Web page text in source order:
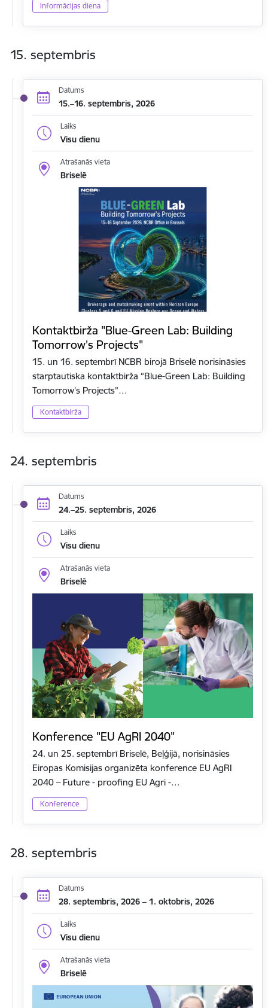
Informācijas diena
15. septembris
Datums
15.–16. septembris, 2026
Laiks
Visu dienu
Atrašanās vieta
Briselē
Kontaktbirža "Blue-Green Lab: Building
Tomorrow’s Projects"
15. un 16. septembrī NCBR birojā Briselē norisināsies
starptautiska kontaktbirža “Blue-Green Lab: Building
Tomorrow’s Projects”…
Kontaktbirža
24. septembris
Datums
24.–25. septembris, 2026
Laiks
Visu dienu
Atrašanās vieta
Briselē
Konference "EU AgRI 2040"
24. un 25. septembrī Briselē, Beļģijā, norisināsies
Eiropas Komisijas organizēta konference EU AgRI
2040 – Future - proofing EU Agri -…
Konference
28. septembris
Datums
28. septembris, 2026 – 1. oktobris, 2026
Laiks
Visu dienu
Atrašanās vieta
Briselē